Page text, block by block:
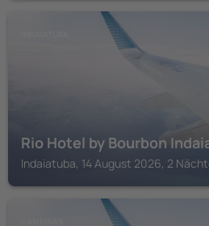
Rio Hotel by Bourbon
Indaiatuba, 14 August 2026, 2